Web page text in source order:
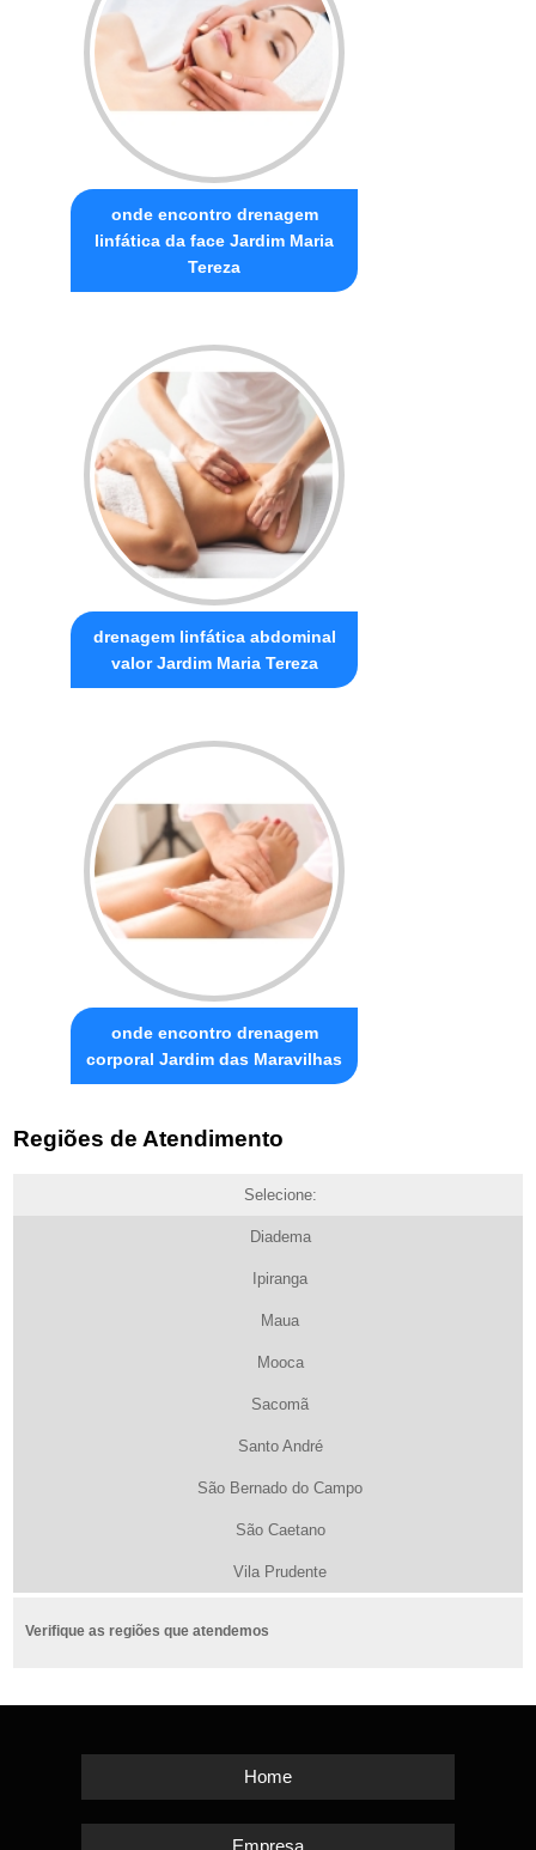
onde encontro drenagem
linfática da face Jardim Maria
Tereza
drenagem linfática abdominal
valor Jardim Maria Tereza
onde encontro drenagem
corporal Jardim das Maravilhas
Regiões de Atendimento
Selecione:
Diadema
Ipiranga
Maua
Mooca
Sacomã
Santo André
São Bernado do Campo
São Caetano
Vila Prudente
Verifique as regiões que atendemos
Home
Empresa